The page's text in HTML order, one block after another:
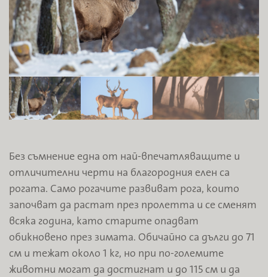
Без съмнение една от най-впечатляващите и
отличителни черти на благородния елен са
рогата. Само рогачите развиват рога, които
започват да растат през пролетта и се сменят
всяка година, като старите опадват
обикновено през зимата. Обичайно са дълги до 71
см и тежат около 1 кг, но при по-големите
животни могат да достигнат и до 115 см и да